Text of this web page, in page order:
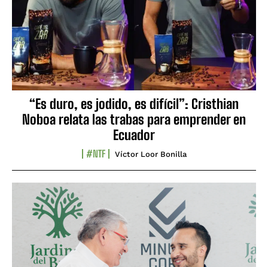
“Es duro, es jodido, es difícil”: Cristhian
Noboa relata las trabas para emprender en
Ecuador
#NTF Víctor Loor Bonilla